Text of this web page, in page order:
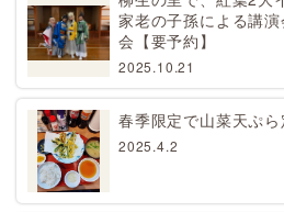
家老の子孫による講
会【要予約】
2025.10.21
春季限定で山菜天ぷら
2025.4.2